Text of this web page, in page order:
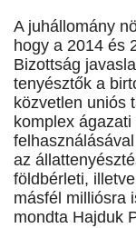
A juhállomány
hogy a 2014 és
Bizottság
tenyésztők a
közvetlen uniós
komplex
az
földbérleti,
másfél milliósra
mondta Hajduk